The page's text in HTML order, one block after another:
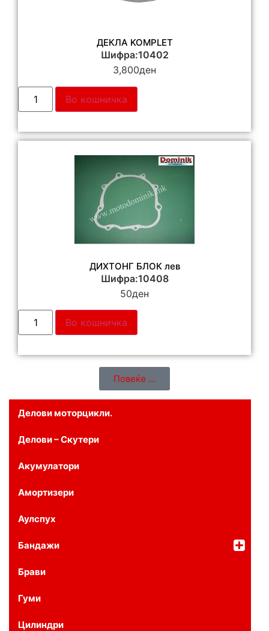
Делови моторцикли.
Делови – Скутери
Акумулатори
Амортизери
Аулспух
Бандажи
Брави
Гуми
Цилиндри
ДЕКЛА KOMPLET
Шифра:10402
3,800ден
Во кошничка
ДИХТОНГ БЛОК лев
Шифра:10408
50ден
Во кошничка
Повеќе ...